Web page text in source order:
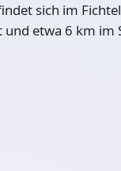
sich im
und etwa 6 km im